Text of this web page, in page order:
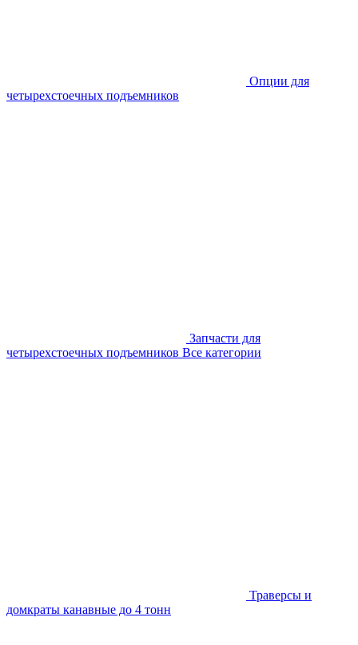
Опции для
четырехстоечных подъемников
Запчасти для
четырехстоечных подъемников Все категории
Траверсы и
домкраты канавные до 4 тонн